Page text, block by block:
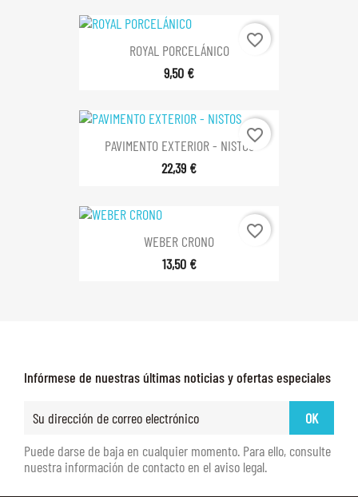
ROYAL PORCELÁNICO
9,50 €
favorite_border
PAVIMENTO EXTERIOR - NISTOS
22,39 €
favorite_border
WEBER CRONO
13,50 €
favorite_border
Infórmese de nuestras últimas noticias y ofertas especiales
Puede darse de baja en cualquier momento. Para ello, consulte
nuestra información de contacto en el aviso legal.